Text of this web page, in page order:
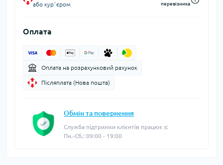
або курʼєром
перевізника
Оплата
Оплата на розрахунковий рахунок
Післяплата (Нова пошта)
Обмін та повернення
Служба підтримки клієнтів працює з:
Пн.-Сб.: 09:00 - 19:00